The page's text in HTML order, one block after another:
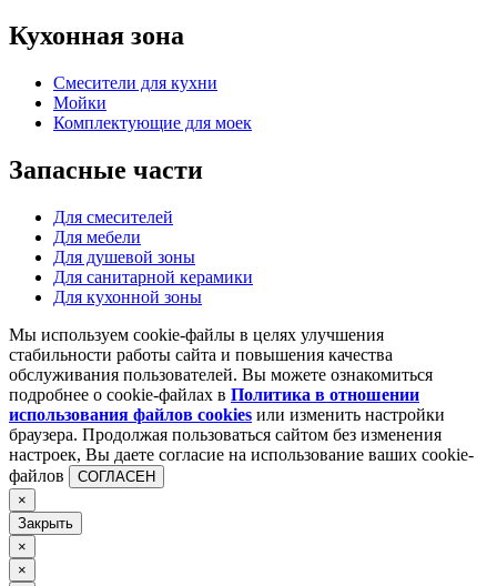
Кухонная зона
Смесители для кухни
Мойки
Комплектующие для моек
Запасные части
Для смесителей
Для мебели
Для душевой зоны
Для санитарной керамики
Для кухонной зоны
Мы используем cookie-файлы в целях улучшения
стабильности работы сайта и повышения качества
обслуживания пользователей. Вы можете ознакомиться
подробнее о cookie-файлах в Политика в отношении
использования файлов cookies или изменить настройки
браузера. Продолжая пользоваться сайтом без изменения
настроек, Вы даете согласие на использование ваших cookie-
файлов
СОГЛАСЕН
×
Закрыть
×
×